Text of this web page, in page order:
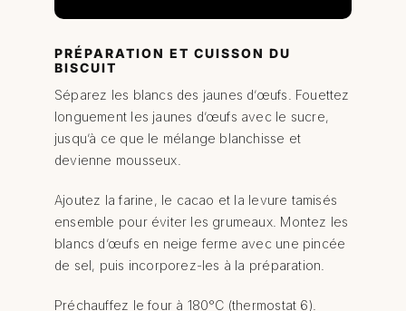
PRÉPARATION ET CUISSON DU
BISCUIT
Séparez les blancs des jaunes d’œufs. Fouettez
longuement les jaunes d’œufs avec le sucre,
jusqu’à ce que le mélange blanchisse et
devienne mousseux.
Ajoutez la farine, le cacao et la levure tamisés
ensemble pour éviter les grumeaux. Montez les
blancs d’œufs en neige ferme avec une pincée
de sel, puis incorporez-les à la préparation.
Préchauffez le four à 180°C (thermostat 6).